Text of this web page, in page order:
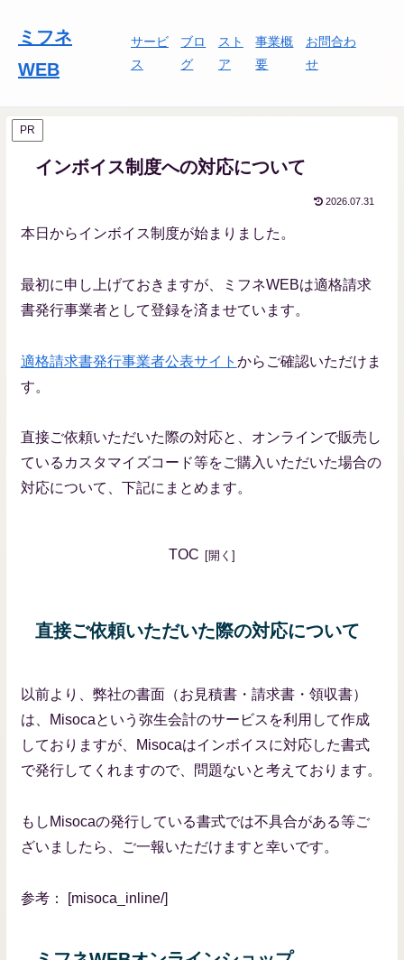
ミフネ
WEB
サービ
ス
ブロ
グ
スト
ア
事業概
要
お問合わ
せ
PR
インボイス制度への対応について
2026.07.31
本日からインボイス制度が始まりました。
最初に申し上げておきますが、ミフネWEBは適格請求
書発行事業者として登録を済ませています。
適格請求書発行事業者公表サイト からご確認いただけま
す。
直接ご依頼いただいた際の対応と、オンラインで販売し
ているカスタマイズコード等をご購入いただいた場合の
対応について、下記にまとめます。
TOC
直接ご依頼いただいた際の対応について
以前より、弊社の書面（お見積書・請求書・領収書）
は、Misocaという弥生会計のサービスを利用して作成
しておりますが、Misocaはインボイスに対応した書式
で発行してくれますので、問題ないと考えております。
もしMisocaの発行している書式では不具合がある等ご
ざいましたら、ご一報いただけますと幸いです。
参考： [misoca_inline/]